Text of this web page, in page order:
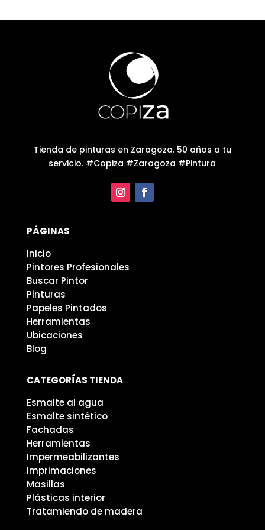
Tienda de pinturas en Zaragoza. 50 años a tu
servicio. #Copiza #Zaragoza #Pintura
PÁGINAS
Inicio
Pintores Profesionales
Buscar Pintor
Pinturas
Papeles Pintados
Herramientas
Ubicaciones
Blog
CATEGORÍAS TIENDA
Esmalte al agua
Esmalte sintético
Fachadas
Herramientas
Impermeabilizantes
Imprimaciones
Masillas
Plásticas interior
Tratamiendo de madera